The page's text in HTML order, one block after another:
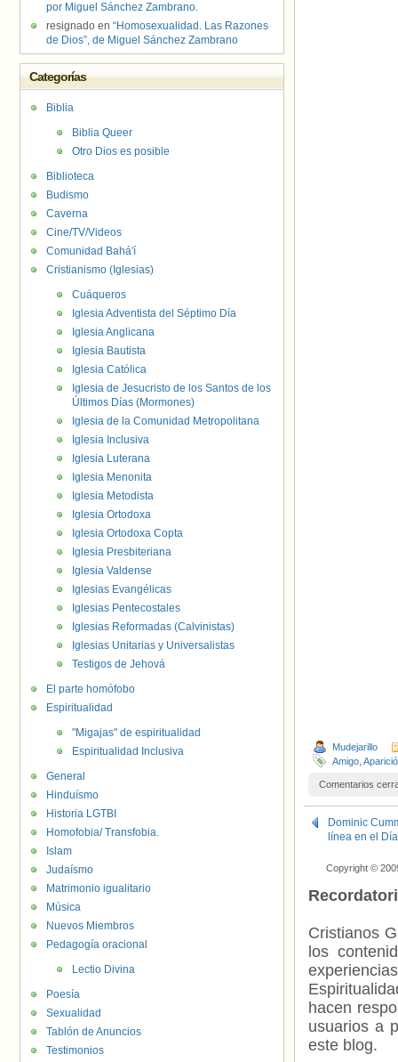
Mudejarillo
Amigo
Comentarios
Dominic
línea en el
Copyright ©
Cristianos
los
hacen
usuarios a
este blog.
por Miguel Sánchez Zambrano.
resignado en “Homosexualidad. Las Razones
de Dios”, de Miguel Sánchez Zambrano
Categorías
Biblia
Biblia Queer
Otro Dios es posible
Biblioteca
Budismo
Caverna
Cine/TV/Videos
Comunidad Bahá'í
Cristianismo (Iglesias)
Cuáqueros
Iglesia Adventista del Séptimo Día
Iglesia Anglicana
Iglesia Bautista
Iglesia Católica
Iglesia de Jesucristo de los Santos de los
Últimos Días (Mormones)
Iglesia de la Comunidad Metropolitana
Iglesia Inclusiva
Iglesia Luterana
Iglesia Menonita
Iglesia Metodista
Iglesia Ortodoxa
Iglesia Ortodoxa Copta
Iglesia Presbiteriana
Iglesia Valdense
Iglesias Evangélicas
Iglesias Pentecostales
Iglesias Reformadas (Calvinistas)
Iglesias Unitarias y Universalistas
Testigos de Jehová
El parte homófobo
Espiritualidad
"Migajas" de espiritualidad
Espiritualidad Inclusiva
General
Hinduísmo
Historia LGTBI
Homofobia/ Transfobia.
Islam
Judaísmo
Matrimonio igualitario
Música
Nuevos Miembros
Pedagogía oracional
Lectio Divina
Poesía
Sexualidad
Tablón de Anuncios
Testimonios